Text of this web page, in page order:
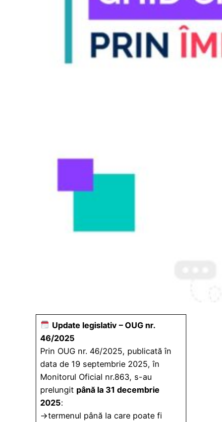
Update legislativ – OUG nr.
46/2025
Prin OUG nr. 46/2025, publicată în
data de 19 septembrie 2025, în
Monitorul Oficial nr.863, s-au
prelungit până la 31 decembrie
2025:
→termenul până la care poate fi